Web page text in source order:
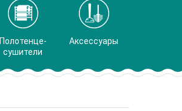
Полотенце-
сушители
Аксессуары